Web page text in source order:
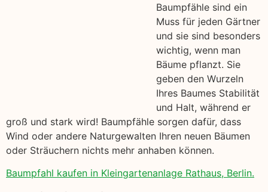
Baumpfähle sind ein
Muss für jeden Gärtner
und sie sind besonders
wichtig, wenn man
Bäume pflanzt. Sie
geben den Wurzeln
Ihres Baumes Stabilität
und Halt, während er
groß und stark wird! Baumpfähle sorgen dafür, dass
Wind oder andere Naturgewalten Ihren neuen Bäumen
oder Sträuchern nichts mehr anhaben können.
Baumpfahl kaufen in Kleingartenanlage Rathaus, Berlin.